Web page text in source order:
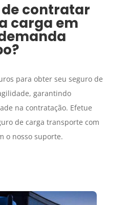
de contratar
carga em
para obter seu seguro de
garantindo
na contratação. Efetue
de carga transporte com
o nosso suporte.